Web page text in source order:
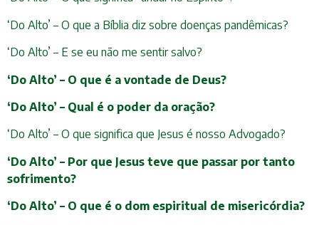
‘Do Alto’ – O que a Bíblia diz sobre doenças pandêmicas?
‘Do Alto’ – E se eu não me sentir salvo?
‘Do Alto’ – O que é a vontade de Deus?
‘Do Alto’ – Qual é o poder da oração?
‘Do Alto’ – O que significa que Jesus é nosso Advogado?
‘Do Alto’ – Por que Jesus teve que passar por tanto
sofrimento?
‘Do Alto’ – O que é o dom espiritual de misericórdia?